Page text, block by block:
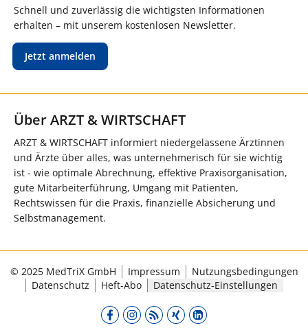
Schnell und zuverlässig die wichtigsten Informationen
erhalten – mit unserem kostenlosen Newsletter.
Jetzt anmelden
Über ARZT & WIRTSCHAFT
ARZT & WIRTSCHAFT informiert niedergelassene Ärztinnen
und Ärzte über alles, was unternehmerisch für sie wichtig
ist - wie optimale Abrechnung, effektive Praxisorganisation,
gute Mitarbeiterführung, Umgang mit Patienten,
Rechtswissen für die Praxis, finanzielle Absicherung und
Selbstmanagement.
© 2025 MedTriX GmbH Impressum
Nutzungsbedingungen
Datenschutz
Heft-Abo Datenschutz-Einstellungen